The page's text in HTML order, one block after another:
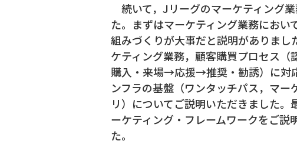
続いて，Jリーグのマーケティング
た。まずはマーケティング業務におい
組みづくりが大事だと説明がありま
ケティング業務，顧客購買プロセス
購入・来場→応援→推奨・勧誘）に対
ンフラの基盤（ワンタッチパス，マ
リ）についてご説明いただきました
ーケティング・フレームワークをご
た。